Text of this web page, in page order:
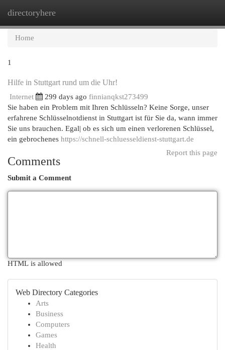
directoryhere
Home
1
Hilfe in Stuttgart rund um die Uhr!
Internet 299 days ago finnianqkst273499
Sie haben ein Problem mit Ihren Schlüsseln? Keine Sorge, unser
erfahrene Schlüsselnotdienst in Stuttgart ist für Sie da, wann immer
Sie uns brauchen. Egal| ob es sich um einen verlorenen Schlüssel,
ein gebrochenes https://schnell-schluesseldienst-stuttgart.de
Report this page
Comments
Submit a Comment
HTML is allowed
Web Directory Categories
Arts
Business
Computers
Games
Health